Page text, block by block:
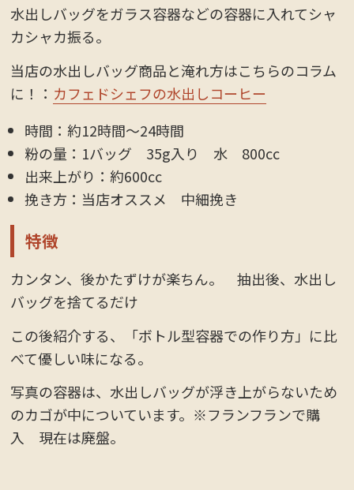
水出しバッグをガラス容器などの容器に入れてシャ
カシャカ振る。
当店の水出しバッグ商品と淹れ方はこちらのコラム
に！： カフェドシェフの水出しコーヒー
時間：約12時間〜24時間
粉の量：1バッグ 35g入り 水 800cc
出来上がり：約600cc
挽き方：当店オススメ 中細挽き
特徴
カンタン、後かたずけが楽ちん。 抽出後、水出し
バッグを捨てるだけ
この後紹介する、「ボトル型容器での作り方」に比
べて優しい味になる。
写真の容器は、水出しバッグが浮き上がらないため
のカゴが中についています。※フランフランで購
入 現在は廃盤。